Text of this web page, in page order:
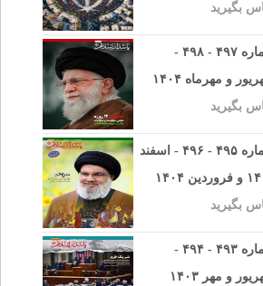
بگیرید
شماره ۴۹۷ - ۴۹۸ -
و مهرماه ۱۴۰۴
بگیرید
شماره ۴۹۵ - ۴۹۶ - اسفند
۱۴۰۴
بگیرید
شماره ۴۹۳ - ۴۹۴ -
و مهر ۱۴۰۳